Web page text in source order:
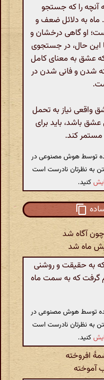
آنچه را که جستجو
ماه به دلائل ضعف و
او گاهی درخشان و
حال، در جستجوی
عشق به معنای کامل
شدن و فانی شدن در
واقعی نیاز به تحمل
باشد، باید برای
کند.
توسط هوش مصنوعی در
به نظرتان نادرست است
کنید.
آگاه شد
ماه شد
به حقیقت و روشنی
گرفت که به سمت ماه
توسط هوش مصنوعی در
به نظرتان نادرست است
کنید.
افروخته
آموخته